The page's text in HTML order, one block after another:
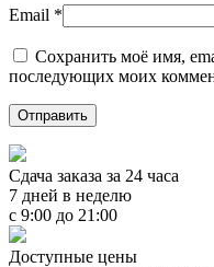
Email *
Сохранить моё имя,
последующих моих
Сдача заказа за 24 часа
7 дней в неделю
с 9:00 до 21:00
Доступные цены